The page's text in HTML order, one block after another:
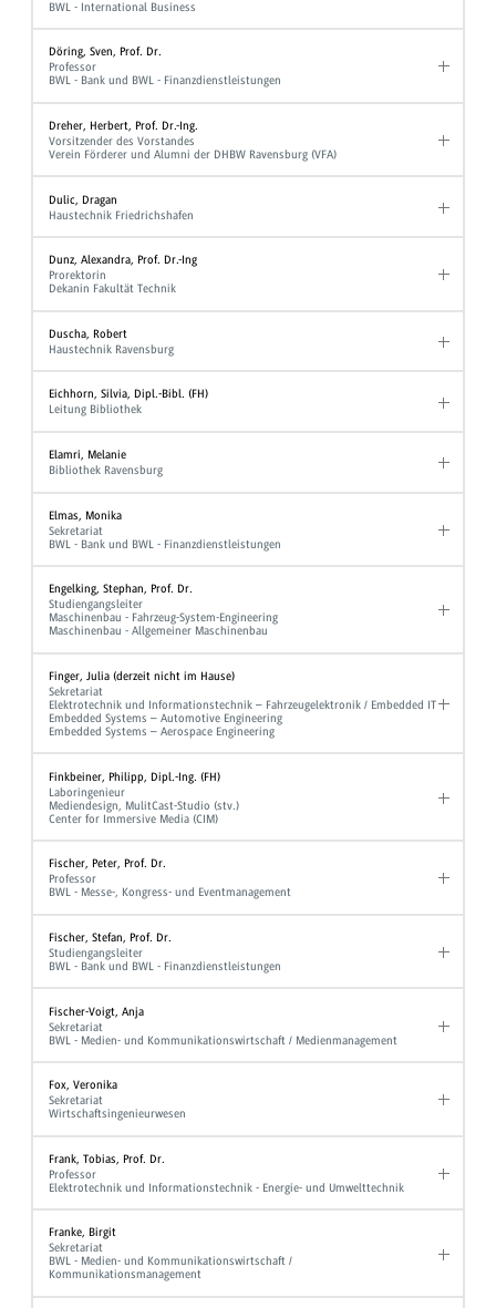
BWL - International Business
Döring, Sven, Prof. Dr.
Professor
BWL - Bank und BWL - Finanzdienstleistungen
Dreher, Herbert, Prof. Dr.-Ing.
Vorsitzender des Vorstandes
Verein Förderer und Alumni der DHBW Ravensburg (VFA)
Dulic, Dragan
Haustechnik Friedrichshafen
Dunz, Alexandra, Prof. Dr.-Ing
Prorektorin
Dekanin Fakultät Technik
Duscha, Robert
Haustechnik Ravensburg
Eichhorn, Silvia, Dipl.-Bibl. (FH)
Leitung Bibliothek
Elamri, Melanie
Bibliothek Ravensburg
Elmas, Monika
Sekretariat
BWL - Bank und BWL - Finanzdienstleistungen
Engelking, Stephan, Prof. Dr.
Studiengangsleiter
Maschinenbau - Fahrzeug-System-Engineering
Maschinenbau - Allgemeiner Maschinenbau
Finger, Julia (derzeit nicht im Hause)
Sekretariat
Elektrotechnik und Informationstechnik – Fahrzeugelektronik / Embedded IT
Embedded Systems – Automotive Engineering
Embedded Systems – Aerospace Engineering
Finkbeiner, Philipp, Dipl.-Ing. (FH)
Laboringenieur
Mediendesign, MulitCast-Studio (stv.)
Center for Immersive Media (CIM)
Fischer, Peter, Prof. Dr.
Professor
BWL - Messe-, Kongress- und Eventmanagement
Fischer, Stefan, Prof. Dr.
Studiengangsleiter
BWL - Bank und BWL - Finanzdienstleistungen
Fischer-Voigt, Anja
Sekretariat
BWL - Medien- und Kommunikationswirtschaft / Medienmanagement
Fox, Veronika
Sekretariat
Wirtschaftsingenieurwesen
Frank, Tobias, Prof. Dr.
Professor
Elektrotechnik und Informationstechnik - Energie- und Umwelttechnik
Franke, Birgit
Sekretariat
BWL - Medien- und Kommunikationswirtschaft /
Kommunikationsmanagement